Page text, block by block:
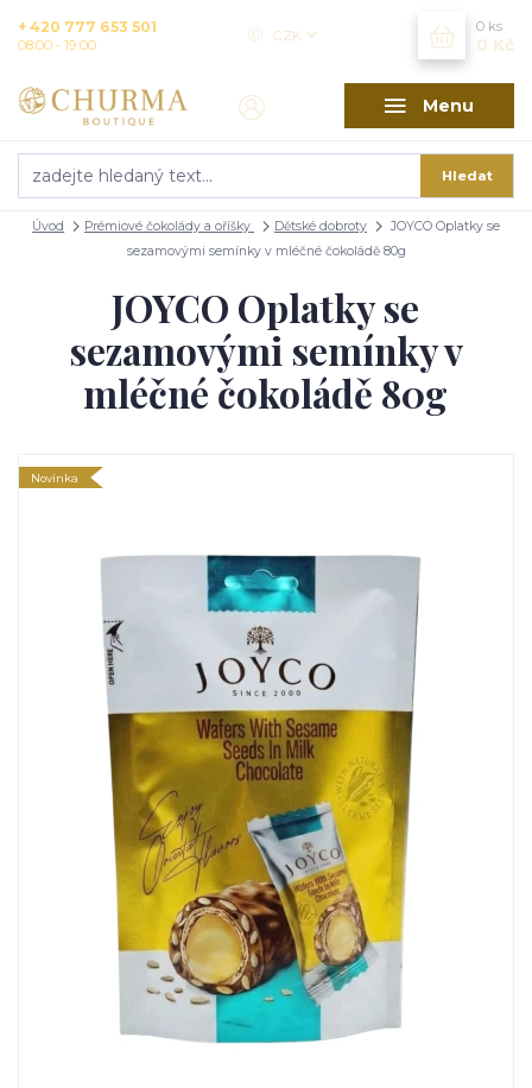
Menu
CZK
Hledat
+ 420 777 653 501
08:00 - 19:00
0 ks
0 Kč
Úvod Prémiové čokolády a oříšky Dětské dobroty
JOYCO Oplatky se
sezamovými semínky v mléčné čokoládě 80g
JOYCO Oplatky se
sezamovými semínky v
mléčné čokoládě 80g
Novinka